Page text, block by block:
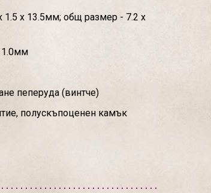
1.5 х 13.5мм; общ размер - 7.2 х
1.0мм
пеперуда (винтче)
полускъпоценен камък